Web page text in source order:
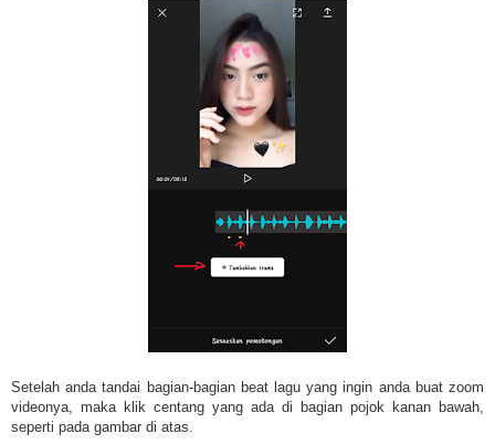
Setelah anda tandai bagian-bagian beat lagu yang ingin anda buat zoom
videonya, maka klik centang yang ada di bagian pojok kanan bawah,
seperti pada gambar di atas.